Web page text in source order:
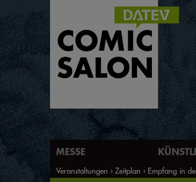
MESSE
Veranstaltungen Zeitplan Empfang in